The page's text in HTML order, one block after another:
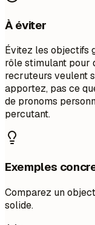
À éviter
Évitez les objectifs
rôle stimulant pour
recruteurs veulent
apportez, pas ce
de pronoms
percutant.
Exemples
Comparez un
solide.